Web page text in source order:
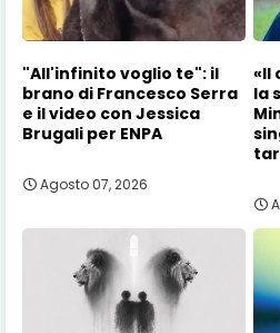
"All'infinito voglio te": il
brano di Francesco Serra
e il video con Jessica
Brugali per ENPA
Agosto 07, 2026
«Il
la